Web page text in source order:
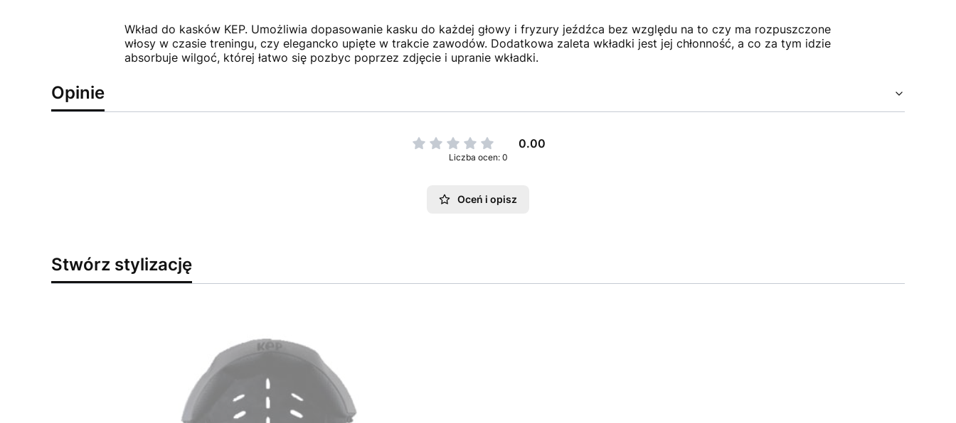
Wkład do kasków KEP. Umożliwia dopasowanie kasku do każdej głowy i fryzury jeźdźca bez względu na to czy ma rozpuszczone
włosy w czasie treningu, czy elegancko upięte w trakcie zawodów. Dodatkowa zaleta wkładki jest jej chłonność, a co za tym idzie
absorbuje wilgoć, której łatwo się pozbyc poprzez zdjęcie i upranie wkładki.
Opinie
0.00
Liczba ocen: 0
Oceń i opisz
Stwórz stylizację